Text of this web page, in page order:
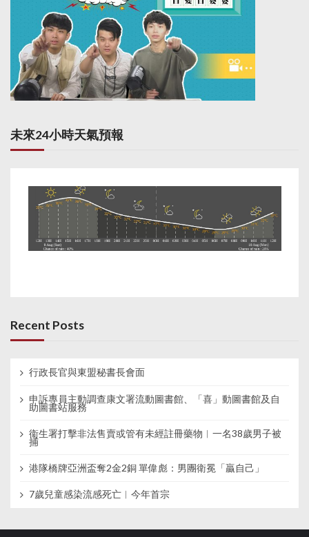
未來24小時天氣預報
Recent Posts
行政長官與東盟秘書長會面
申訴專員主動調查康文署流動圖書館、「喜」動圖書館及自
助圖書站服務
衞生署打擊非法售賣或管有未經註冊藥物︱一名38歲男子被
捕
港隊橋牌亞洲盃奪2金2銅 單偉彪：男團衛冕「贏自己」
7歲兒童感染流感死亡︱今年首宗